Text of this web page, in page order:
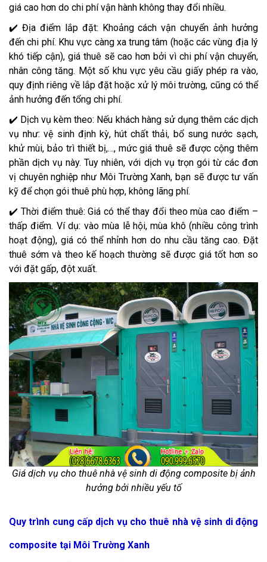
giá cao hơn do chi phí vận hành không thay đổi nhiều.
✔️ Địa điểm lắp đặt: Khoảng cách vận chuyển ảnh hưởng
đến chi phí. Khu vực càng xa trung tâm (hoặc các vùng địa lý
khó tiếp cận), giá thuê sẽ cao hơn bởi vì chi phí vận chuyển,
nhân công tăng. Một số khu vực yêu cầu giấy phép ra vào,
quy định riêng về lắp đặt hoặc xử lý môi trường, cũng có thể
ảnh hưởng đến tổng chi phí.
✔️ Dịch vụ kèm theo: Nếu khách hàng sử dụng thêm các dịch
vụ như: vệ sinh định kỳ, hút chất thải, bổ sung nước sạch,
khử mùi, bảo trì thiết bị,…, mức giá thuê sẽ được cộng thêm
phần dịch vụ này. Tuy nhiên, với dịch vụ trọn gói từ các đơn
vị chuyên nghiệp như Môi Trường Xanh, bạn sẽ được tư vấn
kỹ để chọn gói thuê phù hợp, không lãng phí.
✔️ Thời điểm thuê: Giá có thể thay đổi theo mùa cao điểm –
thấp điểm. Ví dụ: vào mùa lễ hội, mùa khô (nhiều công trình
hoạt động), giá có thể nhỉnh hơn do nhu cầu tăng cao. Đặt
thuê sớm và theo kế hoạch thường sẽ được giá tốt hơn so
với đặt gấp, đột xuất.
Giá dịch vụ cho thuê nhà vệ sinh di động composite bị ảnh
hưởng bởi nhiều yếu tố
Quy trình cung cấp dịch vụ cho thuê nhà vệ sinh di động
composite tại Môi Trường Xanh